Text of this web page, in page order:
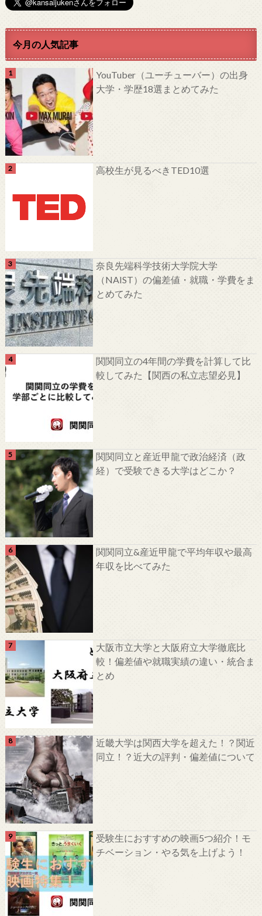
今月の人気記事
YouTuber（ユーチューバー）の出身
大学・学歴18選まとめてみた
高校生が見るべきTED10選
奈良先端科学技術大学院大学
（NAIST）の偏差値・就職・学費をま
とめてみた
関関同立の4年間の学費を計算して比
較してみた【関西の私立志望必見】
関関同立と産近甲龍で政治経済（政
経）で受験できる大学はどこか？
関関同立&産近甲龍で平均年収や最高
年収を比べてみた
大阪市立大学と大阪府立大学徹底比
較！偏差値や就職実績の違い・統合ま
とめ
近畿大学は関西大学を超えた！？関近
同立！？近大の評判・偏差値について
受験生におすすめの映画5つ紹介！モ
チベーション・やる気を上げよう！